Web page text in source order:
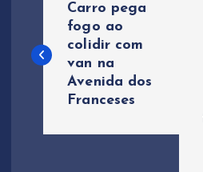
v
Carro pega
fogo ao
colidir com
van na
Avenida dos
Franceses